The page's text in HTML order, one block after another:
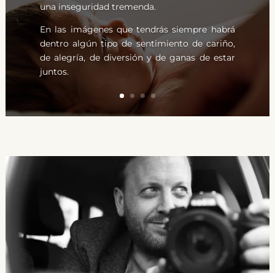
una inseguridad tremenda.
En las imágenes que tendrás siempre habrá
dentro algún tipo de sentimiento de cariño,
de alegría, de diversión y de ganas de estar
juntos.